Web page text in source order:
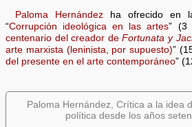
Paloma Hernándezha ofrecido en
“Corrupción ideológica en las artes” (3
centenario del creador deFortunata y
arte marxista (leninista, por supuesto)”
del presente en el arte contemporáneo”
Paloma Hernández, Crítica a la idea
política desde los años